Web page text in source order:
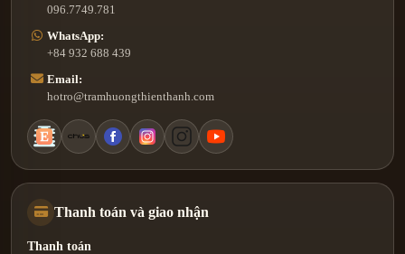
096.7749.781
WhatsApp:
+84 932 688 439
Email:
hotro@tramhuongthienthanh.com
Thanh toán và giao nhận
Thanh toán